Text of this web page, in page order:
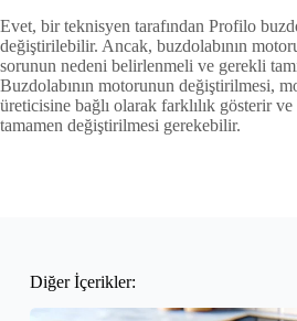
Evet, bir teknisyen tarafından Profilo
değiştirilebilir. Ancak, buzdolabının
sorunun nedeni belirlenmeli ve gerekli
Buzdolabının motorunun değiştirilmesi,
üreticisine bağlı olarak farklılık gösterir ve
tamamen değiştirilmesi gerekebilir.
Diğer İçerikler: